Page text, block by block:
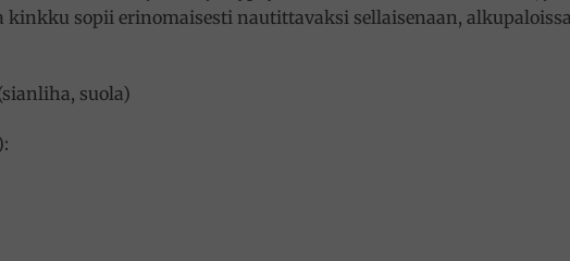
kinkku sopii erinomaisesti nautittavaksi sellaisenaan,
suola)